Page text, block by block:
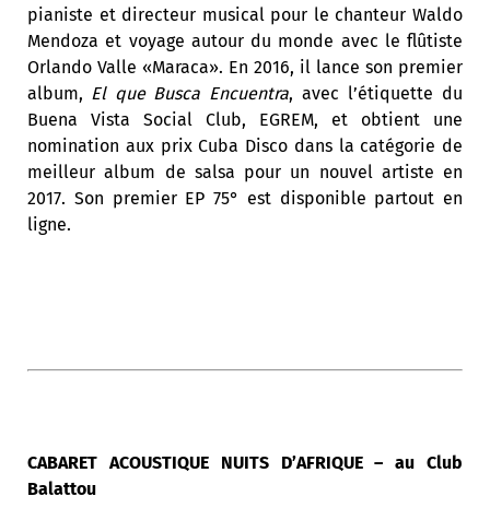
pianiste et directeur musical pour le chanteur Waldo
Mendoza et voyage autour du monde avec le flûtiste
Orlando Valle «Maraca». En 2016, il lance son premier
album, El que Busca Encuentra, avec l’étiquette du
Buena Vista Social Club, EGREM, et obtient une
nomination aux prix Cuba Disco dans la catégorie de
meilleur album de salsa pour un nouvel artiste en
2017. Son premier EP 75° est disponible partout en
ligne.
CABARET ACOUSTIQUE NUITS D’AFRIQUE – au Club
Balattou